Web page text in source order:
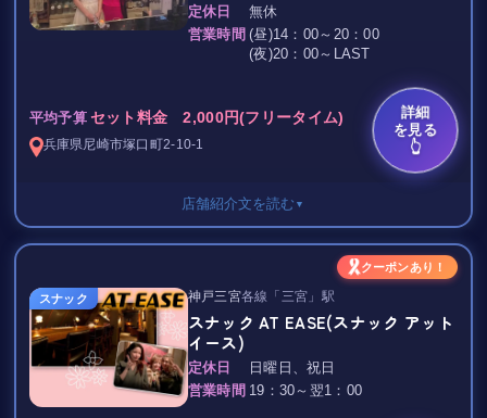
スタッフドリンクはスパークリング&シャンパン以外はすべて600
円です。
‥…━━━★゜+.*・‥…━━━★゜+.*・
Chat Noir【黒猫】がシンボルの
現代は2代目シャノワール（写真の猫ちゃん）
20,30代の元気で気の良いスタッフ、
路面店で入りやすいオープンな雰囲気で
地元で大人気です☆(＾▽＾)
犬猫好きの方なら
会話もより一層盛り上がり満足度ＵＰ★
楽しい時間を過ごしていただけます♪
地元の常連さんや若い世代のお客様に親しまれる
摂津本山の明るく賑やかなお店《candy paradise》☆
低料金設定で朝まで開けているから（※早めに切り上げる場合あ
り）
ママはもちろん、女の子もお客様もアットホームだから
初めての方も、楽しく過ごせること間違いなし！
皆様のご来店をお待ちしております☆
定休日
無休
営業時間 (昼)14：00～20：00
(夜)20：00～LAST
平均予算 セット料金 2,000円(フリータイム)
兵庫県 尼崎市塚口町2-10-1
詳細
を見る
👆
店舗紹介文を読む ▼
ボトルキープ 4,000円～
ショット 500円～
その他ソフトドリンクなどもあるので
アルコールが苦手な方も安心してください！
クーポンあり！
スナック 神戸三宮各線「三宮」駅
スナック AT EASE(スナック アット
イース)
定休日
日曜日、祝日
営業時間 19：30～翌1：00